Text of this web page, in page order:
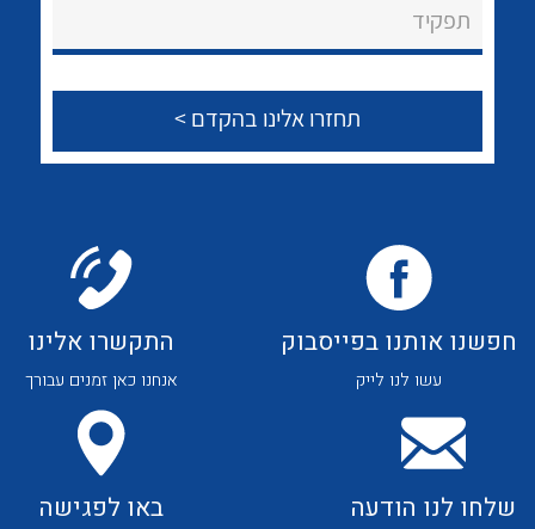
לכל מוצרי היצרן לכל מוצרי היצרן
תפקיד
חפשנו אותנו בפייסבוק
עשו לנו לייק
התקשרו אלינו
אנחנו כאן זמנים עבורך
שלחו לנו הודעה באו לפגישה